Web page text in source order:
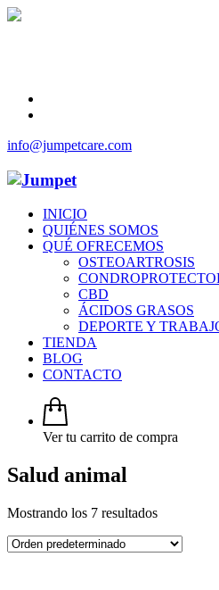
info@jumpetcare.com
INICIO
QUIÉNES SOMOS
QUÉ OFRECEMOS
OSTEOARTROSIS
CBD
ÁCIDOS GRASOS
DEPORTE Y
TIENDA
BLOG
CONTACTO
Ver tu carrito de compra
Salud animal
Mostrando los 7 resultados